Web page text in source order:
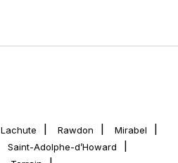
Lachute Rawdon
Mirabel
Saint-Adolphe-d’Howard